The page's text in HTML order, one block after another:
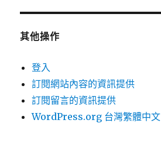
其他操作
登入
訂閱網站內容的資訊提供
訂閱留言的資訊提供
WordPress.org 台灣繁體中文